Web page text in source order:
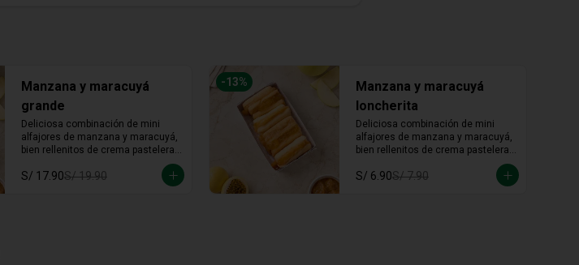
Manzana y maracuyá
grande
Deliciosa combinación de mini
alfajores de manzana y maracuyá,
bien rellenitos de crema pastelera
tradicional, relleno de manzana y
crema de maracuyá... Irresistible!!
S/ 17.90S/ 19.90
-13%
Manzana y maracuyá
loncherita
Deliciosa combinación de mini
alfajores de manzana y maracuyá,
bien rellenitos de crema pastelera
tradicional, relleno de manzana y
crema de maracuyá... Irresistible!!
S/ 6.90S/ 7.90